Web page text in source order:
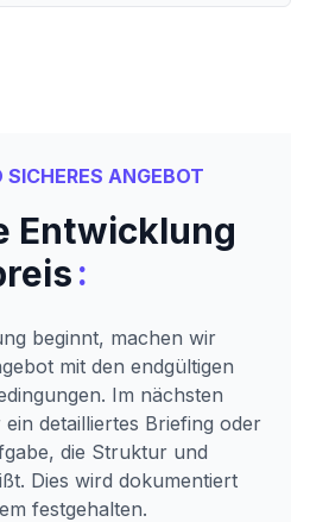
SICHERES ANGEBOT
Entwicklung
:
beginnt, machen wir
mit den endgültigen
Im nächsten
detailliertes Briefing oder
die Struktur und
Dies wird dokumentiert
festgehalten.